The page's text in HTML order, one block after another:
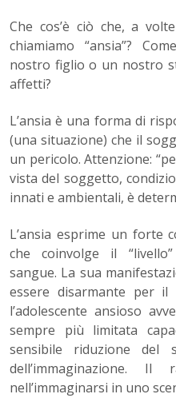
Che cos’è ciò che, a
chiamiamo “ansia”?
nostro figlio o un nostro
affetti?
L’ansia è una forma di
(una situazione) che il
un pericolo. Attenzione:
vista del soggetto,
innati e ambientali, è
L’ansia esprime un forte
che coinvolge il
sangue. La sua
essere disarmante per
l’adolescente ansioso
sempre più limitata
sensibile riduzione del
dell’immaginazione.
nell’immaginarsi in uno